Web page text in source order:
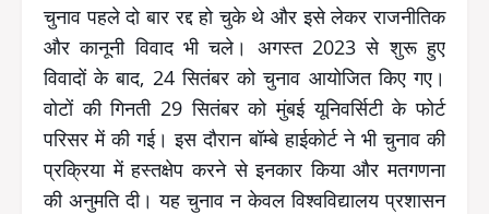
चुनाव पहले दो बार रद्द हो चुके थे और इसे लेकर राजनीतिक
और कानूनी विवाद भी चले। अगस्त 2023 से शुरू हुए
विवादों के बाद, 24 सितंबर को चुनाव आयोजित किए गए।
वोटों की गिनती 29 सितंबर को मुंबई यूनिवर्सिटी के फोर्ट
परिसर में की गई। इस दौरान बॉम्बे हाईकोर्ट ने भी चुनाव की
प्रक्रिया में हस्तक्षेप करने से इनकार किया और मतगणना
की अनुमति दी। यह चुनाव न केवल विश्वविद्यालय प्रशासन